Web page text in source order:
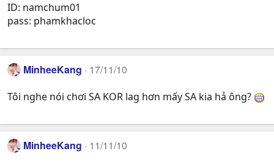
ID: namchum01
pass: phamkhacloc
MinheeKang 17/11/10
Tôi nghe nói chơi SA KOR lag hơn mấy SA kia hả ông?
MinheeKang 11/11/10